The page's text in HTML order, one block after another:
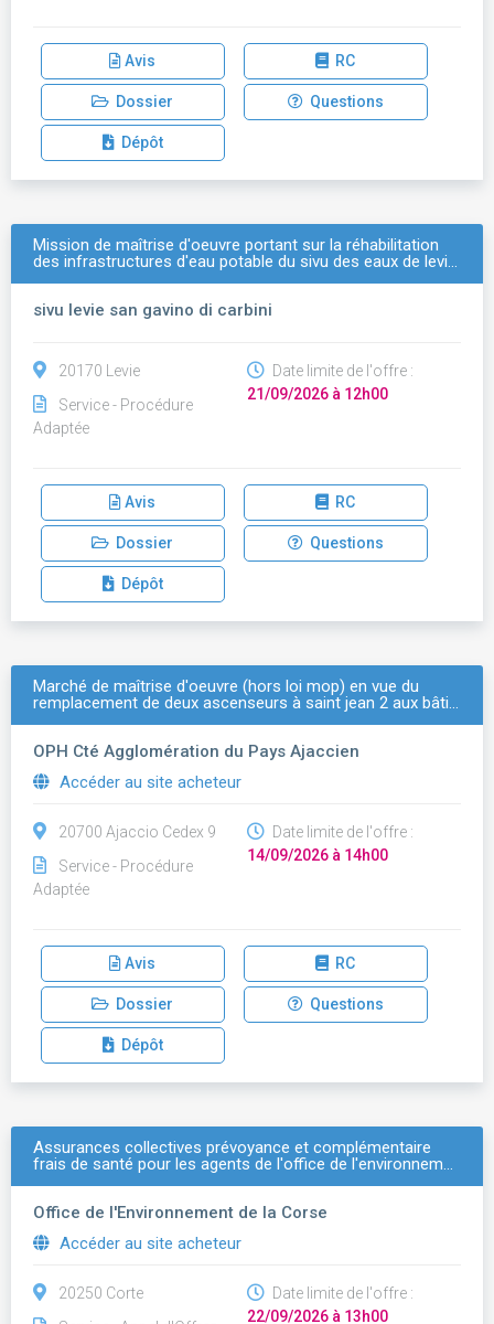
Avis RC
Dossier Questions
Dépôt
Mission de maîtrise d'oeuvre portant sur la réhabilitation
des infrastructures d'eau potable du sivu des eaux de levi…
sivu levie san gavino di carbini
20170 Levie
Service - Procédure
Adaptée
Date limite de l'offre :
21/09/2026 à 12h00
Avis RC
Dossier Questions
Dépôt
Marché de maîtrise d'oeuvre (hors loi mop) en vue du
remplacement de deux ascenseurs à saint jean 2 aux bâti…
OPH Cté Agglomération du Pays Ajaccien
Accéder au site acheteur
20700 Ajaccio Cedex 9
Service - Procédure
Adaptée
Date limite de l'offre :
14/09/2026 à 14h00
Avis RC
Dossier Questions
Dépôt
Assurances collectives prévoyance et complémentaire
frais de santé pour les agents de l'office de l'environnem…
Office de l'Environnement de la Corse
Accéder au site acheteur
20250 Corte
Date limite de l'offre :
22/09/2026 à 13h00